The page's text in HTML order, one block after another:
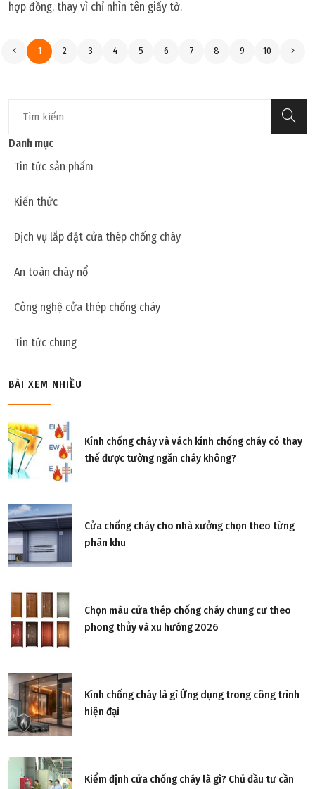
hợp đồng, thay vì chỉ nhìn tên giấy tờ.
1 2 3 4 5 6 7 8 9 10
Danh mục
Tin tức sản phẩm
Kiến thức
Dịch vụ lắp đặt cửa thép chống cháy
An toàn cháy nổ
Công nghệ cửa thép chống cháy
Tin tức chung
BÀI XEM NHIỀU
Kính chống cháy và vách kính chống cháy có thay
thế được tường ngăn cháy không?
Cửa chống cháy cho nhà xưởng chọn theo từng
phân khu
Chọn màu cửa thép chống cháy chung cư theo
phong thủy và xu hướng 2026
Kính chống cháy là gì Ứng dụng trong công trình
hiện đại
Kiểm định cửa chống cháy là gì? Chủ đầu tư cần